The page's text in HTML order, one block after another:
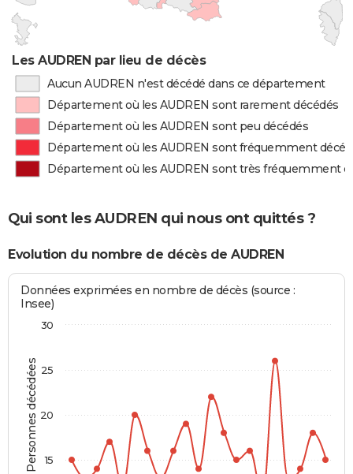
Les AUDREN par lieu de décès
Aucun AUDREN n'est décédé dans ce département
Département où les AUDREN sont rarement décédés
Département où les AUDREN sont peu décédés
Département où les AUDREN sont fréquemment
Département où les AUDREN sont très fréquemment
Qui sont les AUDREN qui nous ont quittés ?
Evolution du nombre de décès de AUDREN
Personnes décédées
Données exprimées en nombre de décès (source :
Insee)
15
20
25
30